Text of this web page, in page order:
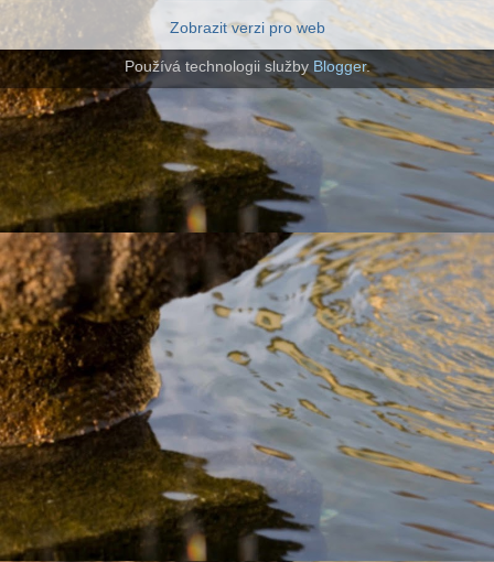
Zobrazit verzi pro web
Používá technologii služby Blogger.